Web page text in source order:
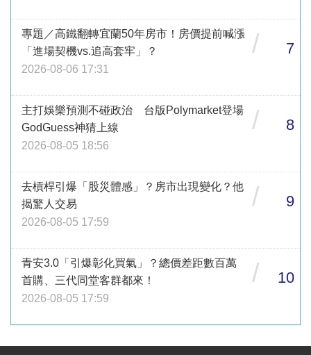
專題／高鐵翻轉宜蘭50年房市！房價提前喊漲
「進場契機vs.追高套牢」？
2026-08-06 17:31
/ 7
主打娛樂預測不碰政治 台版Polymarket登場
GodGuess神猜上線
2026-08-05 18:56
/ 8
去槓桿引爆「股災體感」？房市出現變化？他
揭驚人交易
2026-08-05 17:59
/ 9
青安3.0「引爆彰化買氣」？總價差距數百萬
首購、三代同堂客群都來！
2026-08-05 17:59
/ 10